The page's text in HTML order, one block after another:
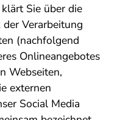
Sie über die
Verarbeitung
(nachfolgend
Onlineangebotes
Webseiten,
externen
Social Media